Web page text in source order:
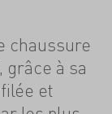
chaussure
grâce à sa
et